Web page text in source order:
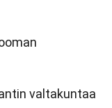
valtakuntaa